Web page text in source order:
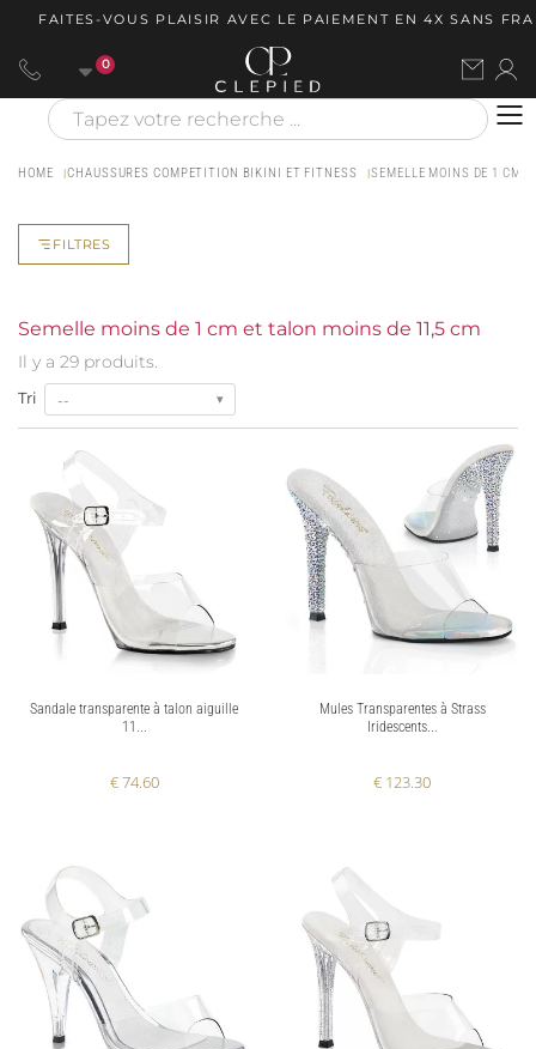
VOUS PLAISIR AVEC LE PAIEMENT EN 4X SANS FRAIS
0
HOME CHAUSSURES COMPETITION BIKINI ET FITNESS SEMELLE MOINS DE 1 CM
FILTRES
Semelle moins de 1 cm et talon moins de 11,5 cm
Il y a 29 produits.
Tri --
Sandale transparente à talon aiguille
11...
€ 74.60
Mules Transparentes à Strass
Iridescents...
€ 123.30